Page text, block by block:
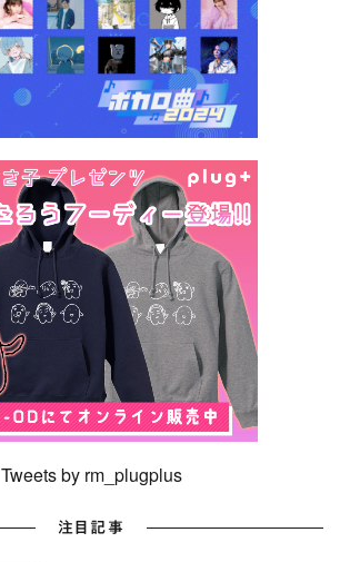
Tweets by rm_plugplus
注目記事